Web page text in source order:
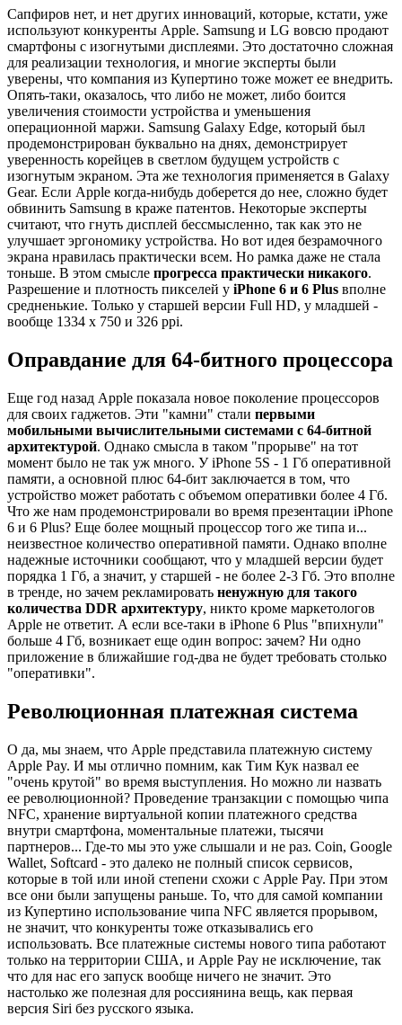
Сапфиров нет, и нет других инноваций, которые, кстати, уже
используют конкуренты Apple. Samsung и LG вовсю продают
смартфоны с изогнутыми дисплеями. Это достаточно сложная
для реализации технология, и многие эксперты были
уверены, что компания из Купертино тоже может ее внедрить.
Опять-таки, оказалось, что либо не может, либо боится
увеличения стоимости устройства и уменьшения
операционной маржи. Samsung Galaxy Edge, который был
продемонстрирован буквально на днях, демонстрирует
уверенность корейцев в светлом будущем устройств с
изогнутым экраном. Эта же технология применяется в Galaxy
Gear. Если Apple когда-нибудь доберется до нее, сложно будет
обвинить Samsung в краже патентов. Некоторые эксперты
считают, что гнуть дисплей бессмысленно, так как это не
улучшает эргономику устройства. Но вот идея безрамочного
экрана нравилась практически всем. Но рамка даже не стала
тоньше. В этом смысле прогресса практически никакого.
Разрешение и плотность пикселей у iPhone 6 и 6 Plus вполне
средненькие. Только у старшей версии Full HD, у младшей -
вообще 1334 x 750 и 326 ppi.
Оправдание для 64-битного процессора
Еще год назад Apple показала новое поколение процессоров
для своих гаджетов. Эти "камни" стали первыми
мобильными вычислительными системами с 64-битной
архитектурой. Однако смысла в таком "прорыве" на тот
момент было не так уж много. У iPhone 5S - 1 Гб оперативной
памяти, а основной плюс 64-бит заключается в том, что
устройство может работать с объемом оперативки более 4 Гб.
Что же нам продемонстрировали во время презентации iPhone
6 и 6 Plus? Еще более мощный процессор того же типа и...
неизвестное количество оперативной памяти. Однако вполне
надежные источники сообщают, что у младшей версии будет
порядка 1 Гб, а значит, у старшей - не более 2-3 Гб. Это вполне
в тренде, но зачем рекламировать ненужную для такого
количества DDR архитектуру, никто кроме маркетологов
Apple не ответит. А если все-таки в iPhone 6 Plus "впихнули"
больше 4 Гб, возникает еще один вопрос: зачем? Ни одно
приложение в ближайшие год-два не будет требовать столько
"оперативки".
Революционная платежная система
О да, мы знаем, что Apple представила платежную систему
Apple Pay. И мы отлично помним, как Тим Кук назвал ее
"очень крутой" во время выступления. Но можно ли назвать
ее революционной? Проведение транзакции с помощью чипа
NFC, хранение виртуальной копии платежного средства
внутри смартфона, моментальные платежи, тысячи
партнеров... Где-то мы это уже слышали и не раз. Coin, Google
Wallet, Softcard - это далеко не полный список сервисов,
которые в той или иной степени схожи с Apple Pay. При этом
все они были запущены раньше. То, что для самой компании
из Купертино использование чипа NFC является прорывом,
не значит, что конкуренты тоже отказывались его
использовать. Все платежные системы нового типа работают
только на территории США, и Apple Pay не исключение, так
что для нас его запуск вообще ничего не значит. Это
настолько же полезная для россиянина вещь, как первая
версия Siri без русского языка.